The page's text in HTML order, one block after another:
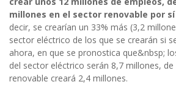
millones en el sector renovable por sí
decir, se crearían un 33% más (3,2
sector eléctrico de los que se crearán si
ahora, en que se pronostica que&nbsp;
del sector eléctrico serán 8,7 millones,
renovable creará 2,4 millones.